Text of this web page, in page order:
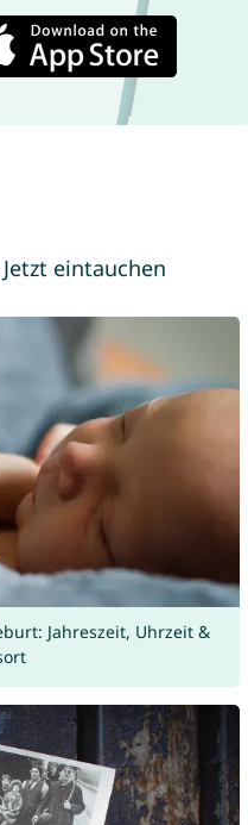
eintauchen
Jahreszeit, Uhrzeit &